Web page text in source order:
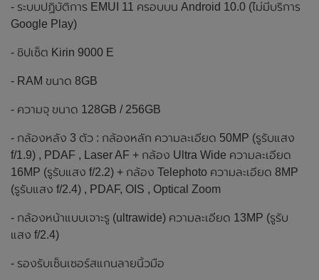
- ระบบปฏิบัติการ EMUI 11 ครอบบน Android 10.0 (ไม่มีบริการ
Google Play)
- ชิปเซ็ต Kirin 9000 E
- RAM ขนาด 8GB
- ความจุ ขนาด 128GB / 256GB
- กล้องหลัง 3 ตัว : กล้องหลัก ความละเอียด 50MP (รูรับแสง
f/1.9) , PDAF , Laser AF + กล้อง Ultra Wide ความละเอียด
16MP (รูรับแสง f/2.2) + กล้อง Telephoto ความละเอียด 8MP
(รูรับแสง f/2.4) , PDAF, OIS , Optical Zoom
- กล้องหน้าแบบเจาะรู (ultrawide) ความละเอียด 13MP (รูรับ
แสง f/2.4)
- รองรับเซ็นเซอร์สแกนลายนิ้วมือ